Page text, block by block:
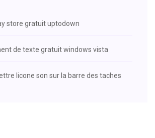
store gratuit uptodown
de texte gratuit windows vista
licone son sur la barre des taches